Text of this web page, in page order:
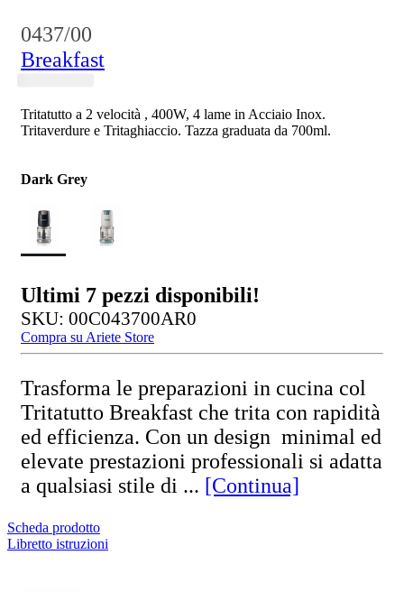
0437/00
Breakfast
Tritatutto a 2 velocità , 400W, 4 lame in Acciaio Inox.
Tritaverdure e Tritaghiaccio. Tazza graduata da 700ml.
Dark Grey
Ultimi 7 pezzi disponibili!
SKU: 00C043700AR0
Compra su Ariete Store
Trasforma le preparazioni in cucina col
Tritatutto Breakfast che trita con rapidità
ed efficienza. Con un design minimal ed
elevate prestazioni professionali si adatta
a qualsiasi stile di ... [Continua]
Scheda prodotto
Libretto istruzioni